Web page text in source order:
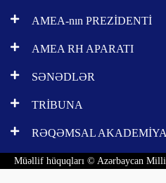
AMEA-nın PREZİDENTİ
AMEA RH APARATI
SƏNƏDLƏR
TRİBUNA
RƏQƏMSAL AKADEMİYA
Müəllif hüquqları © Azərbaycan